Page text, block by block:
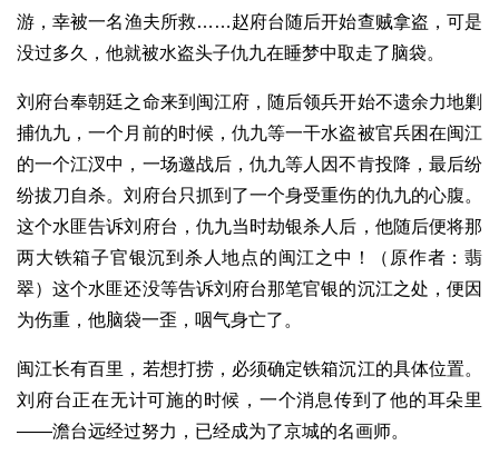
游，幸被一名渔夫所救……赵府台随后开始查贼拿盗，可是
没过多久，他就被水盗头子仇九在睡梦中取走了脑袋。
刘府台奉朝廷之命来到闽江府，随后领兵开始不遗余力地剿
捕仇九，一个月前的时候，仇九等一干水盗被官兵困在闽江
的一个江汊中，一场邀战后，仇九等人因不肯投降，最后纷
纷拔刀自杀。刘府台只抓到了一个身受重伤的仇九的心腹。
这个水匪告诉刘府台，仇九当时劫银杀人后，他随后便将那
两大铁箱子官银沉到杀人地点的闽江之中！（原作者：翡
翠）这个水匪还没等告诉刘府台那笔官银的沉江之处，便因
为伤重，他脑袋一歪，咽气身亡了。
闽江长有百里，若想打捞，必须确定铁箱沉江的具体位置。
刘府台正在无计可施的时候，一个消息传到了他的耳朵里
——澹台远经过努力，已经成为了京城的名画师。